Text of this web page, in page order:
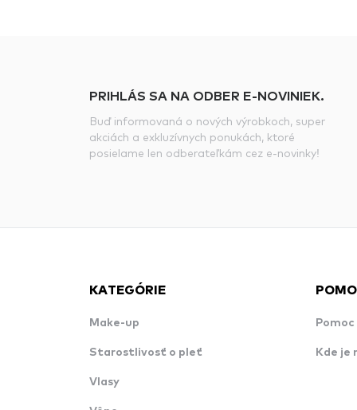
PRIHLÁS SA NA ODBER E-NOVINIEK.
Buď informovaná o nových výrobkoch, super
akciách a exkluzívnych ponukách, ktoré
posielame len odberateľkám cez e-novinky!
KATEGÓRIE
Make-up
Starostlivosť o pleť
Vlasy
Kde je